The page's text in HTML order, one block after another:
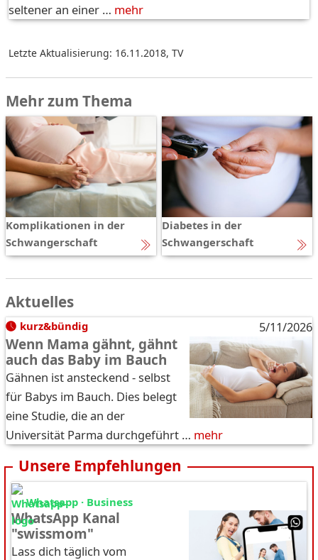
seltener an einer … mehr
Letzte Aktualisierung: 16.11.2018, TV
Mehr zum Thema
Komplikationen in der
Schwangerschaft
Diabetes in der
Schwangerschaft
Aktuelles
kurz&bündig 5/11/2026
Wenn Mama gähnt, gähnt
auch das Baby im Bauch
Gähnen ist ansteckend - selbst
für Babys im Bauch. Dies belegt
eine Studie, die an der
Universität Parma durchgeführt … mehr
Unsere Empfehlungen
Whatsapp · Business
WhatsApp Kanal
"swissmom"
Lass dich täglich vom